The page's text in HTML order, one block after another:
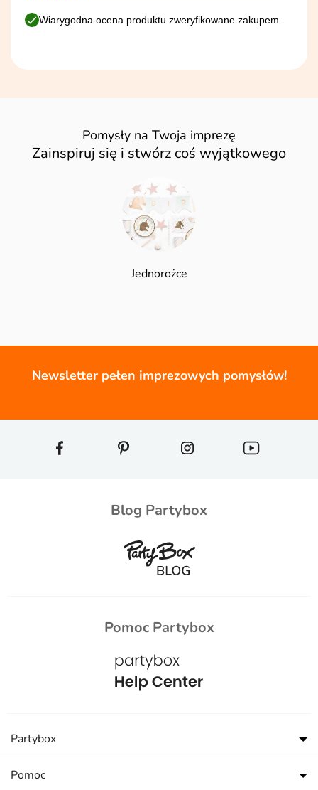
Wiarygodna ocena produktu zweryfikowane zakupem.
Pomysły na Twoja imprezę
Zainspiruj się i stwórz coś wyjątkowego
Jednorożce
Newsletter pełen imprezowych pomysłów!
Blog Partybox
Pomoc Partybox
Partybox
Pomoc